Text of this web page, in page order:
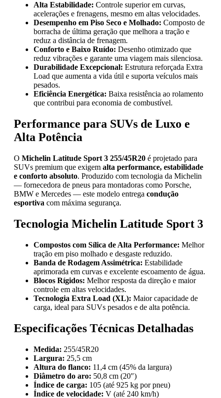
Alta Estabilidade: Controle superior em curvas,
acelerações e frenagens, mesmo em altas velocidades.
Desempenho em Piso Seco e Molhado: Composto de
borracha de última geração que melhora a tração e
reduz a distância de frenagem.
Conforto e Baixo Ruído: Desenho otimizado que
reduz vibrações e garante uma viagem mais silenciosa.
Durabilidade Excepcional: Estrutura reforçada Extra
Load que aumenta a vida útil e suporta veículos mais
pesados.
Eficiência Energética: Baixa resistência ao rolamento
que contribui para economia de combustível.
Performance para SUVs de Luxo e
Alta Potência
O Michelin Latitude Sport 3 255/45R20 é projetado para
SUVs premium que exigem alta performance, estabilidade
e conforto absoluto. Produzido com tecnologia da Michelin
— fornecedora de pneus para montadoras como Porsche,
BMW e Mercedes — este modelo entrega condução
esportiva com máxima segurança.
Tecnologia Michelin Latitude Sport 3
Compostos com Sílica de Alta Performance: Melhor
tração em piso molhado e desgaste reduzido.
Banda de Rodagem Assimétrica: Estabilidade
aprimorada em curvas e excelente escoamento de água.
Blocos Rígidos: Melhor resposta da direção e maior
controle em altas velocidades.
Tecnologia Extra Load (XL): Maior capacidade de
carga, ideal para SUVs pesados e de alta potência.
Especificações Técnicas Detalhadas
Medida: 255/45R20
Largura: 25,5 cm
Altura do flanco: 11,4 cm (45% da largura)
Diâmetro do aro: 50,8 cm (20″)
Índice de carga: 105 (até 925 kg por pneu)
Índice de velocidade: V (até 240 km/h)